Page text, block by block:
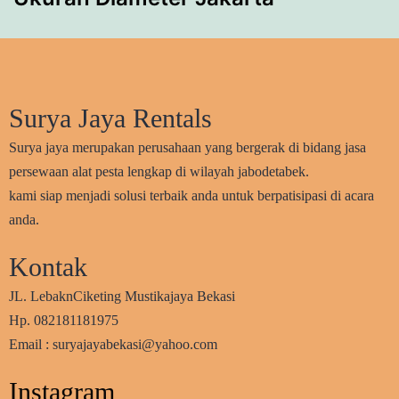
Surya Jaya Rentals
Surya jaya merupakan perusahaan yang bergerak di bidang jasa
persewaan alat pesta lengkap di wilayah jabodetabek.
kami siap menjadi solusi terbaik anda untuk berpatisipasi di acara
anda.
Kontak
JL. LebaknCiketing Mustikajaya Bekasi
Hp. 082181181975
Email : suryajayabekasi@yahoo.com
Instagram